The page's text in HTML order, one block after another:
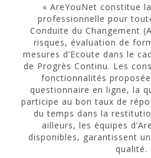
« AreYouNet constitue
professionnelle pour
Conduite du Changement
risques, évaluation de
mesures d’Ecoute dans le
de Progrès Continu. Les
fonctionnalités
questionnaire en ligne, la
participe au bon taux de
du temps dans la
ailleurs, les équipes
disponibles, garantissent
qualité.